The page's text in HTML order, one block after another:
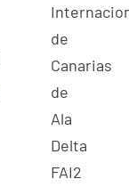
de
Canarias
de
Ala
Delta
FAI2